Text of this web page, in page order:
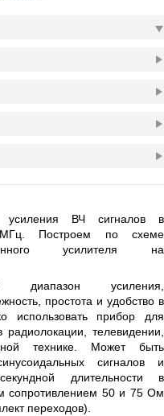
усиления ВЧ сигналов в
МГц. Построем по схеме
усилителя на
диапазон усиления,
простота и удобство в
использовать прибор для
радиолокации, телевидении,
технике. Может быть
сигналов и
длительности в
сопротивлением 50 и 75 Ом
переходов).